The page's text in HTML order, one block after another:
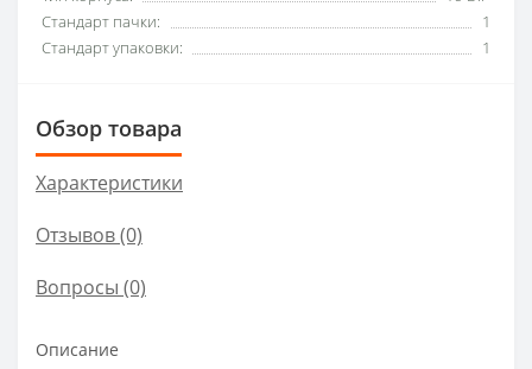
Стандарт пачки:
1
Стандарт упаковки:
1
Обзор товара
Характеристики
Отзывов (0)
Вопросы (0)
Описание